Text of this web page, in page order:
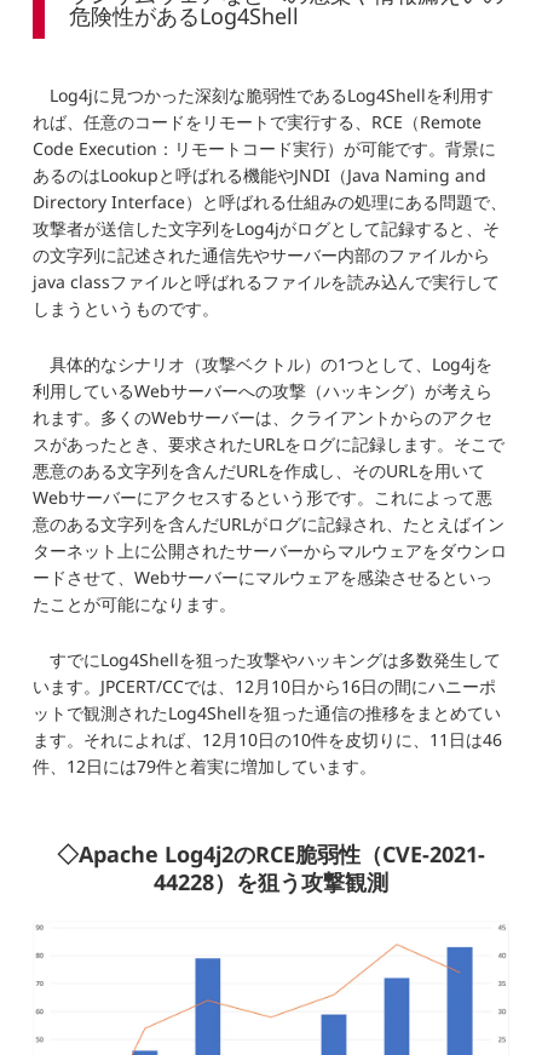
危険性があるLog4Shell
Log4jに見つかった深刻な脆弱性であるLog4Shellを利用す
れば、任意のコードをリモートで実行する、RCE（Remote
Code Execution：リモートコード実行）が可能です。背景に
あるのはLookupと呼ばれる機能やJNDI（Java Naming and
Directory Interface）と呼ばれる仕組みの処理にある問題で、
攻撃者が送信した文字列をLog4jがログとして記録すると、そ
の文字列に記述された通信先やサーバー内部のファイルから
java classファイルと呼ばれるファイルを読み込んで実行して
しまうというものです。
具体的なシナリオ（攻撃ベクトル）の1つとして、Log4jを
利用しているWebサーバーへの攻撃（ハッキング）が考えら
れます。多くのWebサーバーは、クライアントからのアクセ
スがあったとき、要求されたURLをログに記録します。そこで
悪意のある文字列を含んだURLを作成し、そのURLを用いて
Webサーバーにアクセスするという形です。これによって悪
意のある文字列を含んだURLがログに記録され、たとえばイン
ターネット上に公開されたサーバーからマルウェアをダウンロ
ードさせて、Webサーバーにマルウェアを感染させるといっ
たことが可能になります。
すでにLog4Shellを狙った攻撃やハッキングは多数発生して
います。JPCERT/CCでは、12月10日から16日の間にハニーポ
ットで観測されたLog4Shellを狙った通信の推移をまとめてい
ます。それによれば、12月10日の10件を皮切りに、11日は46
件、12日には79件と着実に増加しています。
◇Apache Log4j2のRCE脆弱性（CVE-2021-
44228）を狙う攻撃観測